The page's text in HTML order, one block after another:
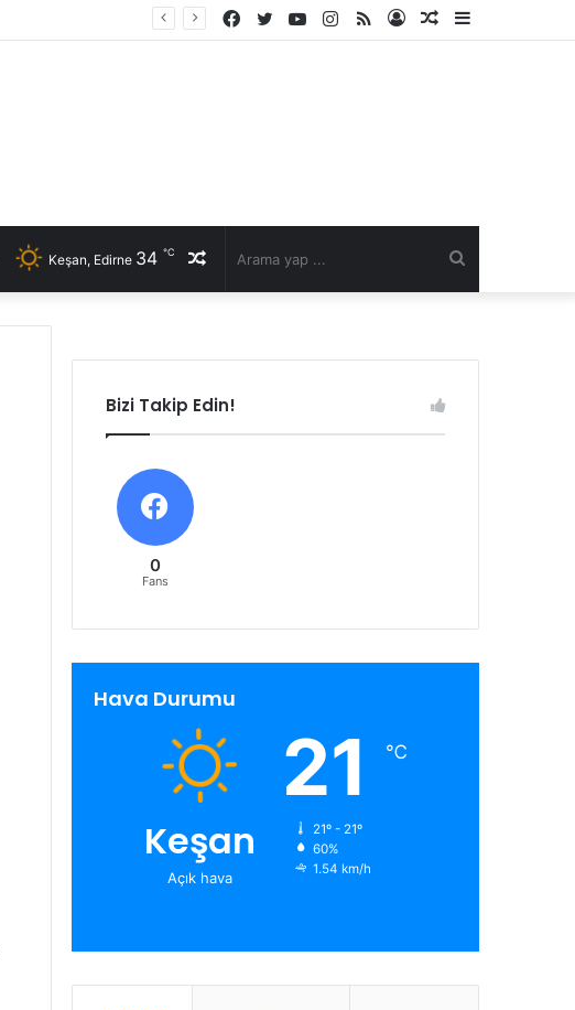
Kenar
Rastgele
Kayıt
RSS
Instagram
YouTube
Twitter
Facebook
Rastgele
Keşan, Edirne 34 ℃
Bizi Takip Edin!
0
Fans
Hava Durumu
Keşan
Açık hava
21 ℃
21º - 21º
60%
1.54 km/h